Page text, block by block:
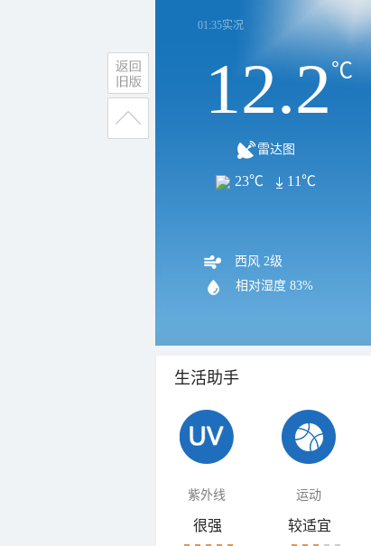
01:35实况
12.2℃
雷达图
23℃ 11℃
西风 2级
相对湿度 83%
生活助手
紫外线 运动
很强 较适宜